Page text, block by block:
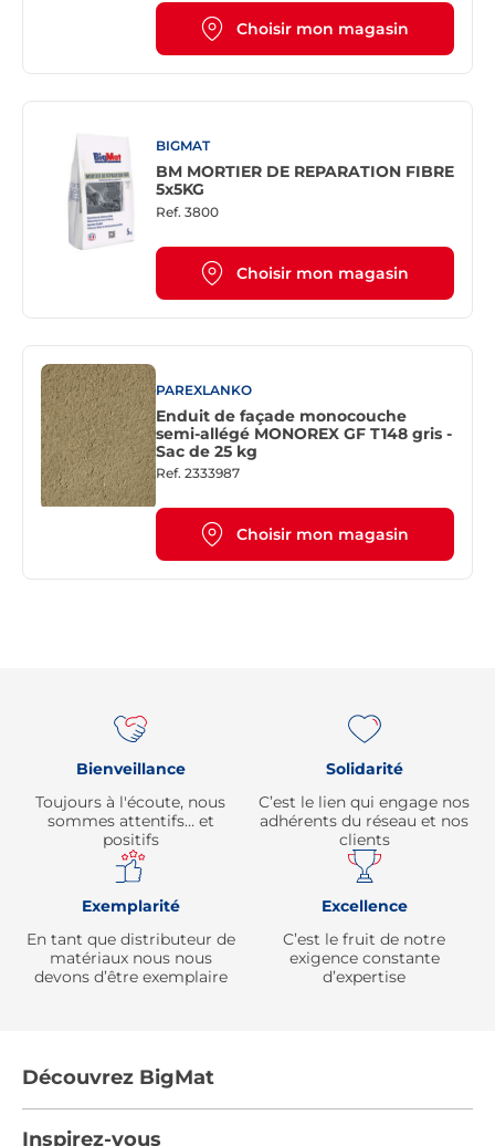
Choisir mon magasin
BIGMAT
BM MORTIER DE REPARATION FIBRE
5x5KG
Ref. 3800
Choisir mon magasin
PAREXLANKO
Enduit de façade monocouche
semi-allégé MONOREX GF T148 gris -
Sac de 25 kg
Ref. 2333987
Choisir mon magasin
Bienveillance
Toujours à l'écoute, nous
sommes attentifs… et
positifs
Solidarité
C’est le lien qui engage nos
adhérents du réseau et nos
clients
Exemplarité
En tant que distributeur de
matériaux nous nous
devons d’être exemplaire
Excellence
C’est le fruit de notre
exigence constante
d’expertise
Découvrez BigMat
Inspirez-vous